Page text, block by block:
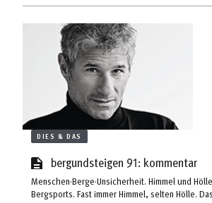
DIES & DAS
bergundsteigen 91: kommentar
Menschen·Berge·Unsicherheit. Himmel und
Bergsports. Fast immer Himmel, selten Hölle.